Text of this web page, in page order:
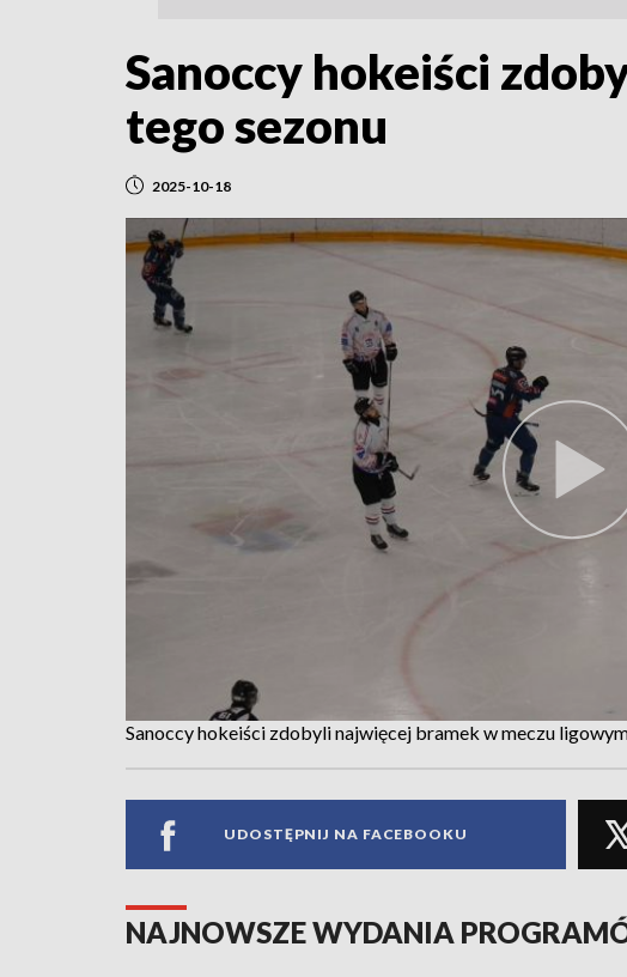
Sanoccy hokeiści
tego sezonu
2025-10-18
Sanoccy hokeiści zdobyli najwięcej bramek w meczu
UDOSTĘPNIJ NA FACEBOOKU
NAJNOWSZE WYDANIA